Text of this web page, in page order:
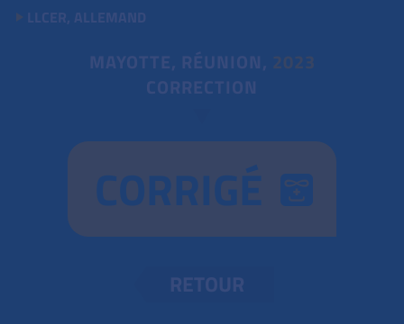
LLCER, ALLEMAND
MAYOTTE, RÉUNION, 2023
CORRECTION
CORRIGÉ
RETOUR